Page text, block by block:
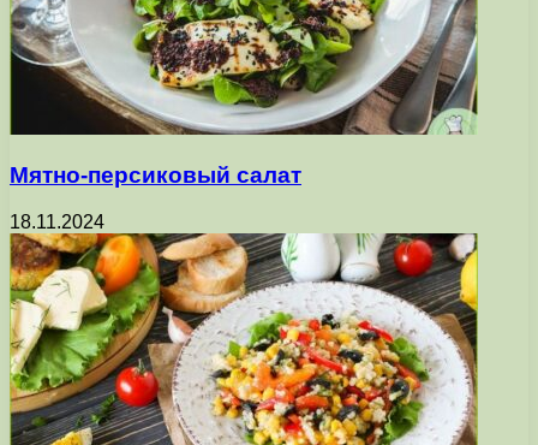
Мятно-персиковый салат
18.11.2024